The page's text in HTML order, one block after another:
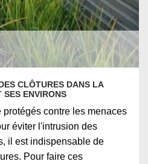
CLÔTURES DANS LA
SES ENVIRONS
protégés contre les menaces
éviter l'intrusion des
il est indispensable de
Pour faire ces